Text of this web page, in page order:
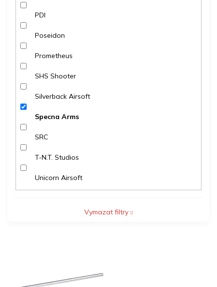
PDI
Poseidon
Prometheus
SHS Shooter
Silverback Airsoft
Specna Arms
SRC
T-N.T. Studios
Unicorn Airsoft
Vymazat filtry